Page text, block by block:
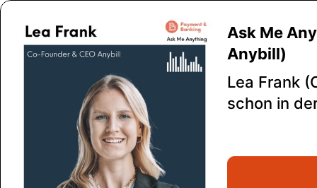
Ask Me
Anybill)
Lea Frank
schon in